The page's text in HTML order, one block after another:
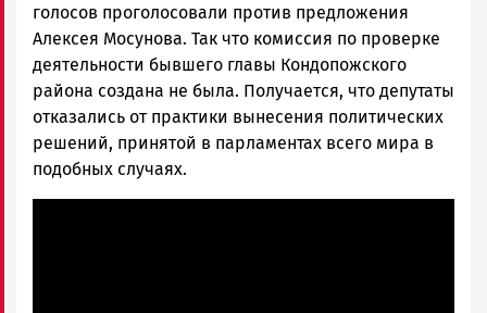
голосов проголосовали против предложения
Алексея Мосунова. Так что комиссия по проверке
деятельности бывшего главы Кондопожского
района создана не была. Получается, что депутаты
отказались от практики вынесения политических
решений, принятой в парламентах всего мира в
подобных случаях.